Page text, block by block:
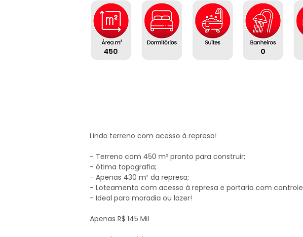
450 0
Lindo terreno com acesso à represa!
- Terreno com 450 m² pronto para construir;
- ótima topografia;
- Apenas 430 m² da represa;
- Loteamento com acesso à represa e portaria com
- Ideal para moradia ou lazer!
Apenas R$ 145 Mil